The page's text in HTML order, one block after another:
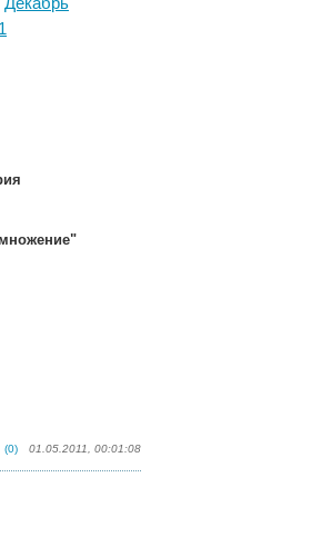
(0) 01.05.2011, 00:01:08